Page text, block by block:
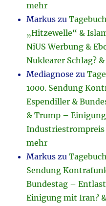
mehr
Markus zu
„Hitzewelle“ &
NiUS Werbung &
Nuklearer Schlag?
Mediagnose zu
1000. Sendung
Espendiller &
& Trump –
mehr
Markus zu
Sendung
Bundestag –
Einigung mit Iran?